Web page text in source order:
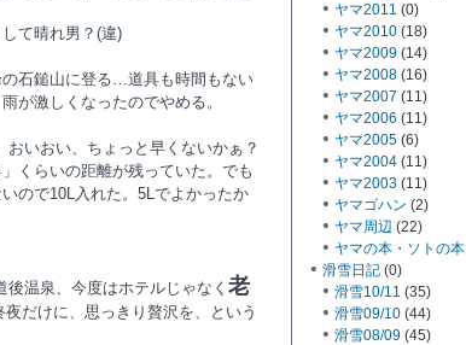
ヤマ2011 (0)
ヤマ2010 (18)
ヤマ2009 (14)
ヤマ2008 (16)
ヤマ2007 (11)
ヤマ2006 (11)
ヤマ2005 (6)
ヤマ2004 (11)
ヤマ2003 (11)
ヤマゴハン (2)
ヤマ周辺 (22)
ヤマの本・ソトの本
滑雪日記 (0)
滑雪10/11 (35)
滑雪09/10 (44)
滑雪08/09 (45)
て晴れ男？(違)
石鎚山に登る…道具も時間もない
が激しくなったのでやめる。
いおい、ちょっと早くないかぁ？
くらいの距離が残っていた。でも
ので10L入れた。5Lでよかったか
温泉、今度はホテルじゃなく 老
夜だけに、思っきり贅沢を、という